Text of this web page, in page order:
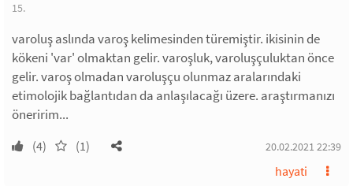
15.
varoluş aslında varoş kelimesinden türemiştir. ikisinin de
kökeni 'var' olmaktan gelir. varoşluk, varoluşçuluktan önce
gelir. varoş olmadan varoluşçu olunmaz aralarındaki
etimolojik bağlantıdan da anlaşılacağı üzere. araştırmanızı
öneririm...
(4) (1) 20.02.2021 22:39
hayati